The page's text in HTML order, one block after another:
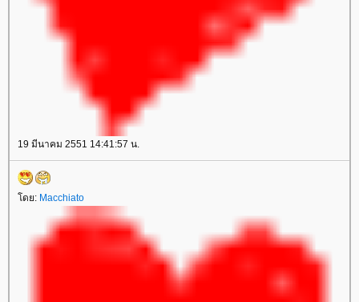
19 มีนาคม 2551 14:41:57 น.
โดย: Macchiato